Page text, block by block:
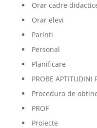
Orar cadre
Orar elevi
Parinti
Personal
Planificare
PROBE APTITUDINI
Procedura de
PROF
Proiecte